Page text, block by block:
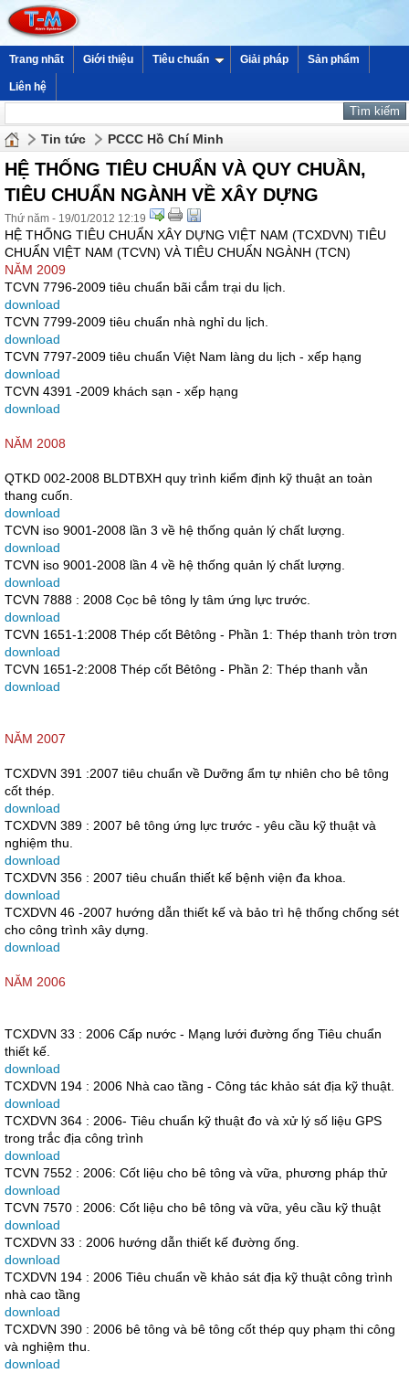
Trang nhất Giới thiệu Tiêu chuẩn Giải pháp Sản phẩm
Liên hệ
Tin tức PCCC Hồ Chí Minh
HỆ THỐNG TIÊU CHUẨN VÀ QUY CHUẦN,
TIÊU CHUẨN NGÀNH VỀ XÂY DỰNG
Thứ năm - 19/01/2012 12:19
HỆ THỐNG TIÊU CHUẨN XÂY DỰNG VIỆT NAM (TCXDVN) TIÊU
CHUẨN VIỆT NAM (TCVN) VÀ TIÊU CHUẨN NGÀNH (TCN)
NĂM 2009
TCVN 7796-2009 tiêu chuẩn bãi cắm trại du lịch.
download
TCVN 7799-2009 tiêu chuẩn nhà nghỉ du lịch.
download
TCVN 7797-2009 tiêu chuẩn Việt Nam làng du lịch - xếp hạng
download
TCVN 4391 -2009 khách sạn - xếp hạng
download
NĂM 2008
QTKD 002-2008 BLDTBXH quy trình kiểm định kỹ thuật an toàn
thang cuốn.
download
TCVN iso 9001-2008 lần 3 về hệ thống quản lý chất lượng.
download
TCVN iso 9001-2008 lần 4 về hệ thống quản lý chất lượng.
download
TCVN 7888 : 2008 Cọc bê tông ly tâm ứng lực trước.
download
TCVN 1651-1:2008 Thép cốt Bêtông - Phần 1: Thép thanh tròn trơn
download
TCVN 1651-2:2008 Thép cốt Bêtông - Phần 2: Thép thanh vằn
download
NĂM 2007
TCXDVN 391 :2007 tiêu chuẩn về Dưỡng ẩm tự nhiên cho bê tông
cốt thép.
download
TCXDVN 389 : 2007 bê tông ứng lực trước - yêu cầu kỹ thuật và
nghiệm thu.
download
TCXDVN 356 : 2007 tiêu chuẩn thiết kế bệnh viện đa khoa.
download
TCXDVN 46 -2007 hướng dẫn thiết kế và bảo trì hệ thống chống sét
cho công trình xây dựng.
download
NĂM 2006
TCXDVN 33 : 2006 Cấp nước - Mạng lưới đường ống Tiêu chuẩn
thiết kế.
download
TCXDVN 194 : 2006 Nhà cao tầng - Công tác khảo sát địa kỹ thuật.
download
TCXDVN 364 : 2006- Tiêu chuẩn kỹ thuật đo và xử lý số liệu GPS
trong trắc địa công trình
download
TCVN 7552 : 2006: Cốt liệu cho bê tông và vữa, phương pháp thử
download
TCVN 7570 : 2006: Cốt liệu cho bê tông và vữa, yêu cầu kỹ thuật
download
TCXDVN 33 : 2006 hướng dẫn thiết kế đường ống.
download
TCXDVN 194 : 2006 Tiêu chuẩn về khảo sát địa kỹ thuật công trình
nhà cao tầng
download
TCXDVN 390 : 2006 bê tông và bê tông cốt thép quy phạm thi công
và nghiệm thu.
download